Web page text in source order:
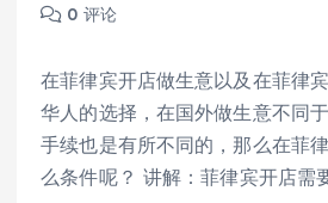
0 评论
在菲律宾开店做生意以及在菲律
华人的选择，在国外做生意不同
手续也是有所不同的，那么在菲
么条件呢？ 讲解：菲律宾开店需